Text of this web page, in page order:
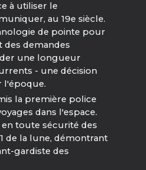
à utiliser le
au 19e siècle.
de pointe pour
des demandes
une longueur
- une décision
l'époque.
la première police
dans l'espace.
toute sécurité des
de la lune, démontrant
gardiste des